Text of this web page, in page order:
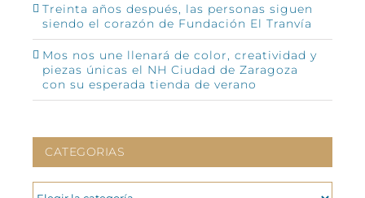
Treinta años después, las personas siguen
siendo el corazón de Fundación El Tranvía
Mos nos une llenará de color, creatividad y
piezas únicas el NH Ciudad de Zaragoza
con su esperada tienda de verano
CATEGORIAS
CATEGORIAS